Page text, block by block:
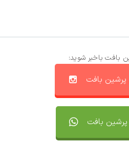
بافت باخبر شوید:
پرشین بافت
بافت